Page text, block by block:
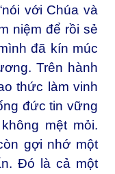
với Chúa và
niệm để rồi sẻ
đã kín múc
Trên hành
thức làm vinh
đức tin vững
mệt mỏi.
gợi nhớ một
Đó là cả một